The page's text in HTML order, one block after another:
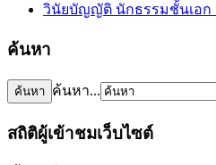
วินัยบัญญัติ นักธรรมชั้นเอก
ค้นหา
ค้นหา...
สถิติผู้เข้าชมเว็บไซต์